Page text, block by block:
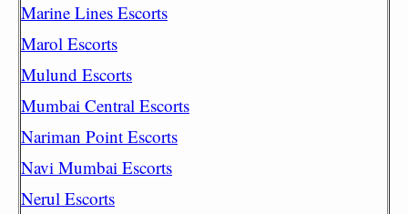
Marine Lines Escorts
Marol Escorts
Mulund Escorts
Mumbai Central Escorts
Nariman Point Escorts
Navi Mumbai Escorts
Nerul Escorts